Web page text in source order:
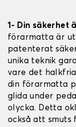
1- Din säkerhet
förarmatta är
patenterat
unika teknik
vare det
din förarmatta
glida under
olycka. Detta
också att smuts